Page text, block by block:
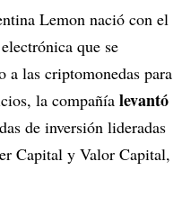
Lemon nació con el
que se
a las criptomonedas para
la compañía levantó
de inversión lideradas
Capital y Valor Capital,